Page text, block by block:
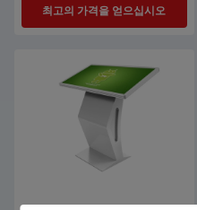
최고의 가격을 얻으십시오